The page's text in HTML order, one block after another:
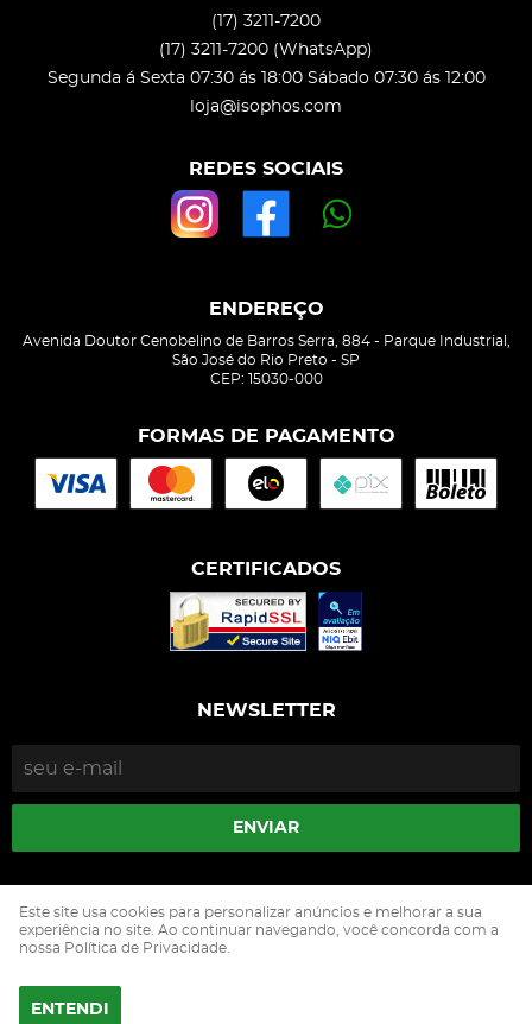
(17) 3211-7200
(17) 3211-7200 (WhatsApp)
Segunda á Sexta 07:30 ás 18:00 Sábado 07:30 ás 12:00
loja@isophos.com
REDES SOCIAIS
ENDEREÇO
Avenida Doutor Cenobelino de Barros Serra, 884- Parque Industrial,
São José do Rio Preto - SP
CEP: 15030-000
FORMAS DE PAGAMENTO
CERTIFICADOS
NEWSLETTER
ENVIAR
CNPJ: 05.500.229/0002-90
Este site usa cookies para personalizar anúncios e melhorar a sua
experiência no site. Ao continuar navegando, você concorda com a
nossa Política de Privacidade.
ENTENDI